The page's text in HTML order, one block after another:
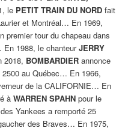
le PETIT TRAIN DU NORD fait
et Montréal… En 1969,
premier tour du chapeau dans
En 1988, le chanteurJERRY
2018, BOMBARDIER annonce
2500 au Québec… En 1966,
de la CALIFORNIE… En
àWARREN SPAHN pour le
Yankees a remporté 25
des Braves… En 1975,